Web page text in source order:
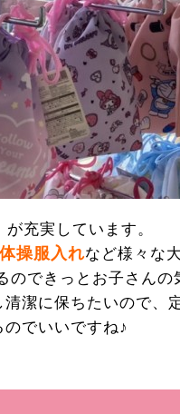
が充実しています。
体操服入れなど様々な
のできっとお子さんの
潔に保ちたいので、
でいいですね♪